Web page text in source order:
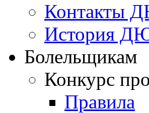
Контакты
История
Болельщикам
Конкурс
Правила